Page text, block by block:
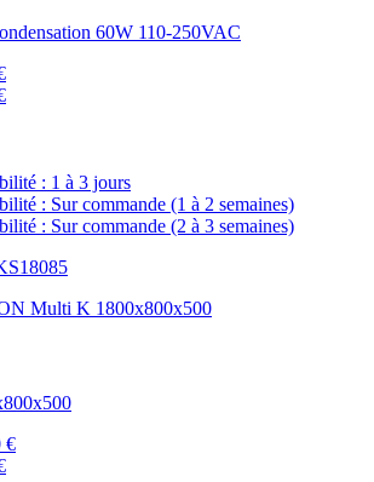
60W 110-250VAC
: 1 à 3 jours
: Sur commande (1 à 2 semaines)
: Sur commande (2 à 3 semaines)
€